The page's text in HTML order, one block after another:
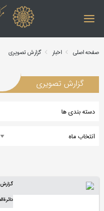
صفحه اصلی اخبار گزارش تصویری
گزارش تصویری